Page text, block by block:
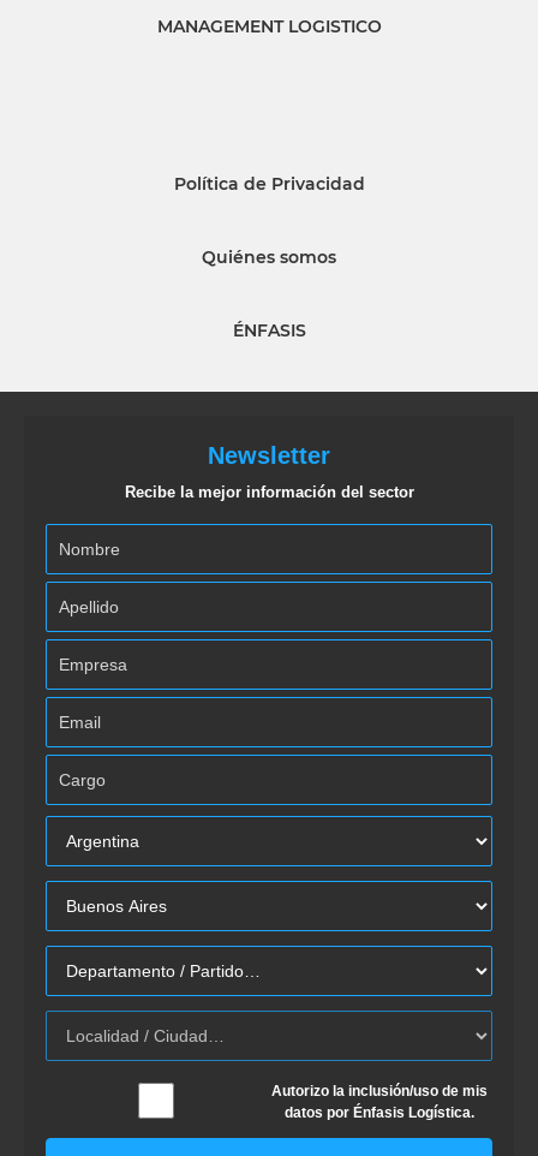
MANAGEMENT LOGISTICO
Política de Privacidad
Quiénes somos
ÉNFASIS
Newsletter
Recibe la mejor información del sector
Autorizo la inclusión/uso de mis
datos por Énfasis Logística.